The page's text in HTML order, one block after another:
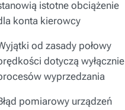
istotne obciążenie
konta kierowcy
od zasady połowy
dotyczą wyłącznie
wyprzedzania
pomiarowy urządzeń